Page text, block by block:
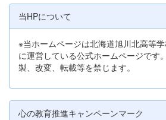
当HPについて
※当ホームページは北海道旭川北高等
に運営している公式ホームページです
製、改変、転載等を禁じます。
心の教育推進キャンペーンマーク